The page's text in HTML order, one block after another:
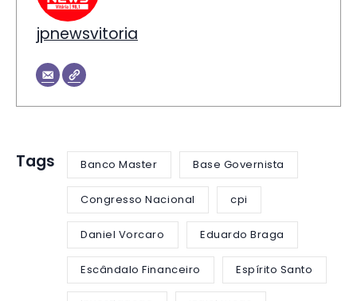
jpnewsvitoria
Tags Banco Master Base Governista
Congresso Nacional cpi
Daniel Vorcaro Eduardo Braga
Escândalo Financeiro Espírito Santo